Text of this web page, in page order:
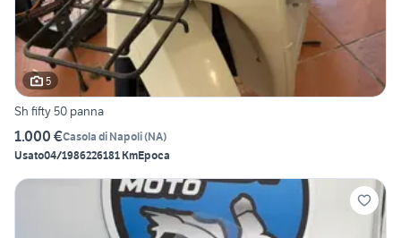
5
Sh fifty 50 panna
1.000 €Casola di Napoli(NA)
Usato04/1986226181 KmEpoca